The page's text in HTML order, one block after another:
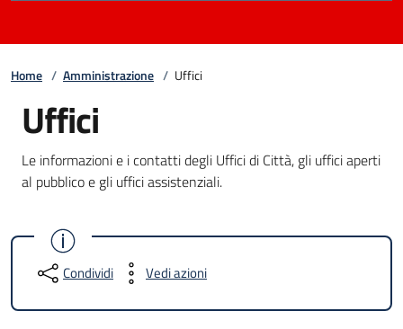
Home / Amministrazione / Uffici
Uffici
Le informazioni e i contatti degli Uffici di Città, gli uffici aperti
al pubblico e gli uffici assistenziali.
Condividi Vedi azioni